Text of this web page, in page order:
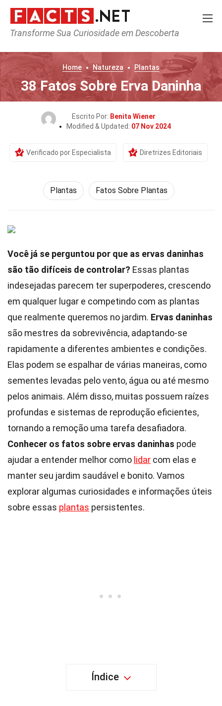
Transforme Sua Curiosidade em Descoberta
Home Natureza Plantas
38 Fatos Sobre Erva Daninha
Escrito Por: Benita Wiener
Modified & Updated: 07 Nov 2024
Verificado por Especialista Diretrizes Editoriais
Plantas Fatos Sobre Plantas
Você já se perguntou por que as ervas daninhas
são tão difíceis de controlar? Essas plantas
indesejadas parecem ter superpoderes, crescendo
em qualquer lugar e competindo com as plantas
que realmente queremos no jardim. Ervas daninhas
são mestres da sobrevivência, adaptando-se
rapidamente a diferentes ambientes e condições.
Elas podem se espalhar de várias maneiras, como
sementes levadas pelo vento, água ou até mesmo
pelos animais. Além disso, muitas possuem raízes
profundas e sistemas de reprodução eficientes,
tornando a remoção uma tarefa desafiadora.
Conhecer os fatos sobre ervas daninhas pode
ajudar a entender melhor como lidar com elas e
manter seu jardim saudável e bonito. Vamos
explorar algumas curiosidades e informações úteis
sobre essas plantas persistentes.
Índice